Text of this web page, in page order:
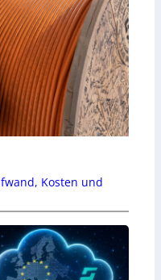
Kosten und